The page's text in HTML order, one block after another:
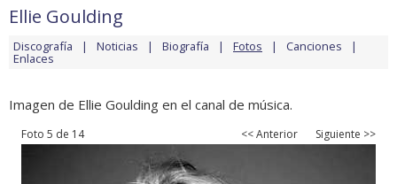
Ellie Goulding
Discografía Noticias Biografía Fotos Canciones
Enlaces
Imagen de Ellie Goulding en el canal de música.
Foto 5 de 14 << Anterior Siguiente >>